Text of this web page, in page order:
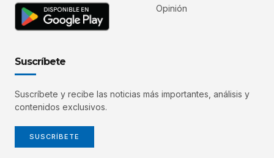
Opinión
Suscríbete
Suscríbete y recibe las noticias más importantes, análisis y
contenidos exclusivos.
SUSCRÍBETE